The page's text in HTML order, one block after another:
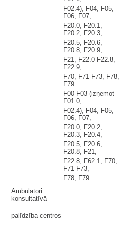
F02.4), F04, F05,
F06, F07,
F20.0, F20.1,
F20.2, F20.3,
F20.5, F20.6,
F20.8, F20.9,
F21, F22.0 F22.8,
F22.9,
F70, F71-F73, F78,
F79
F00-F03 (izņemot
F01.0,
F02.4), F04, F05,
F06, F07,
F20.0, F20.2,
F20.3, F20.4,
F20.5, F20.6,
F20.8, F21,
F22.8, F62.1, F70,
F71-F73,
F78, F79
Ambulatori
konsultatīvā
palīdzība centros